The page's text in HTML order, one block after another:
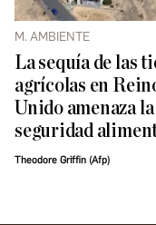
M. AMBIENTE
La sequía de las
agrícolas en
Unido amenaza la
seguridad
Theodore Griffin (Afp)